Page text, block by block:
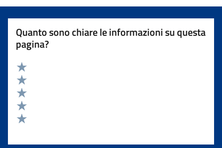
Quanto sono chiare le informazioni su questa
pagina?
Valuta 5 stelle su 5
Valuta 4 stelle su 5
Valuta 3 stelle su 5
Valuta 2 stelle su 5